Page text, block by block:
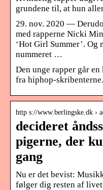
grundene til, at hun
29. nov. 2020 —
med rapperne Nicki
‘Hot Girl Summer’. Og
nummeret …
Den unge rapper går
fra hiphop-skribenterne.
http s://www.berlingske.dk ›
decideret
pigerne, der
gang
Nu er det bevist:
følger dig resten af